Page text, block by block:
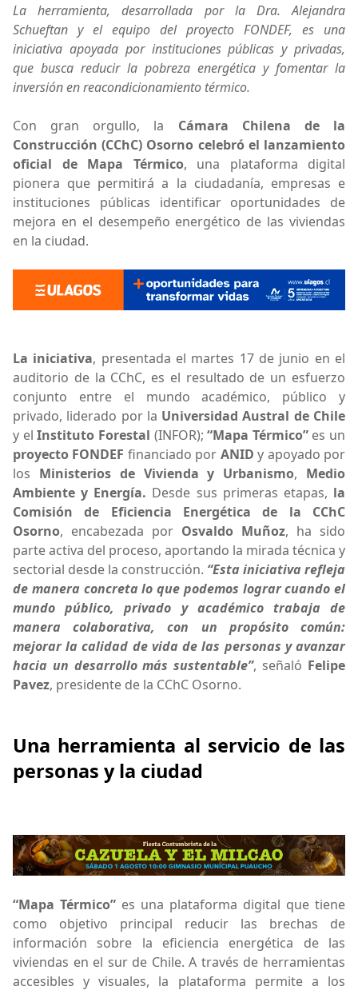
La herramienta, desarrollada por la Dra. Alejandra
Schueftan y el equipo del proyecto FONDEF, es una
iniciativa apoyada por instituciones públicas y privadas,
que busca reducir la pobreza energética y fomentar la
inversión en reacondicionamiento térmico.
Con gran orgullo, la Cámara Chilena de la
Construcción (CChC) Osorno celebró el lanzamiento
oficial de Mapa Térmico, una plataforma digital
pionera que permitirá a la ciudadanía, empresas e
instituciones públicas identificar oportunidades de
mejora en el desempeño energético de las viviendas
en la ciudad.
La iniciativa, presentada el martes 17 de junio en el
auditorio de la CChC, es el resultado de un esfuerzo
conjunto entre el mundo académico, público y
privado, liderado por la Universidad Austral de Chile
y elInstituto Forestal (INFOR);“Mapa Térmico”es un
proyecto FONDEF financiado por ANID y apoyado por
los Ministerios de Vivienda y Urbanismo, Medio
Ambiente y Energía. Desde sus primeras etapas, la
Comisión de Eficiencia Energética de la CChC
Osorno, encabezada por Osvaldo Muñoz, ha sido
parte activa del proceso, aportando la mirada técnica y
sectorial desde la construcción. “Esta iniciativa refleja
de manera concreta lo que podemos lograr cuando el
mundo público, privado y académico trabaja de
manera colaborativa, con un propósito común:
mejorar la calidad de vida de las personas y avanzar
hacia un desarrollo más sustentable”, señaló Felipe
Pavez, presidente de la CChC Osorno.
Una herramienta al servicio de las
personas y la ciudad
“Mapa Térmico” es una plataforma digital que tiene
como objetivo principal reducir las brechas de
información sobre la eficiencia energética de las
viviendas en el sur de Chile. A través de herramientas
accesibles y visuales, la plataforma permite a los